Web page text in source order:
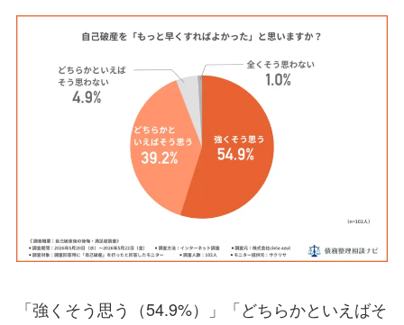
「強くそう思う（54.9%）」「どちらかといえばそ